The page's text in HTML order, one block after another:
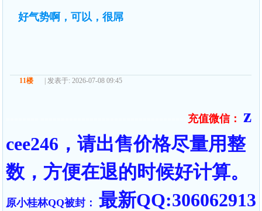
好气势啊，可以，很屌
11楼 | 发表于: 2026-07-08 09:45
充值微信：
z
cee246，请出售价格尽量用整
数，方便在退的时候好计算。
原小桂林QQ被封： 最新QQ:306062913